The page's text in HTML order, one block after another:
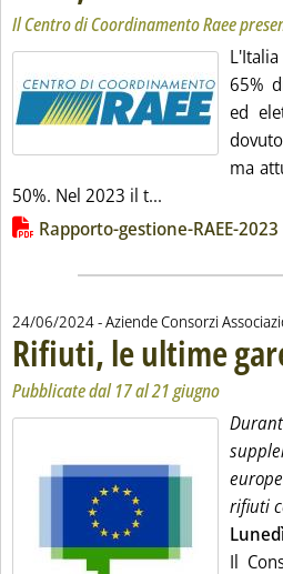
Il Centro di Coordinamento Raee
65%
ed
ma
50%. Nel 2023 il t...
Lista allegati PDF alla
Rapporto-gestione-RAEE-2023
24/06/2024- Aziende Consorzi
Rifiuti, le ultime
Pubblicate dal 17 al 21 giugno
rifiuti
Il